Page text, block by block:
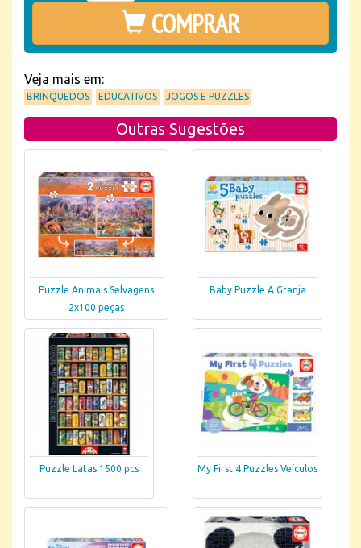
COMPRAR
Veja mais em:
BRINQUEDOS EDUCATIVOS JOGOS E PUZZLES
Outras Sugestões
Puzzle Animais Selvagens
2x100 peças
Baby Puzzle A Granja
Puzzle Latas 1500 pcs My First 4 Puzzles Veículos